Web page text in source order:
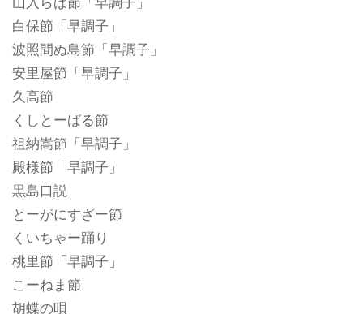
白保節「早調子」
波照間ぬ島節「早調子」
安里屋節「早調子」
久高節
くしとーばる節
祖納嵩節「早調子」
殿様節「早調子」
黒島口説
とーがにすざー節
くいちゃー踊り
桃里節「早調子」
こーねま節
胡蝶の唄